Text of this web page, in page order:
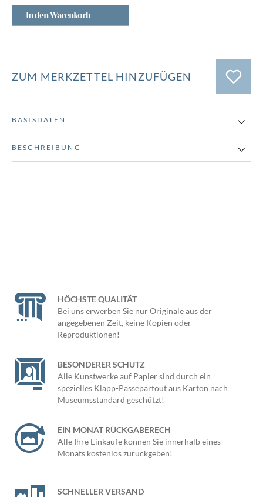
In den Warenkorb
ZUM MERKZETTEL HINZUFÜGEN
BASISDATEN
BESCHREIBUNG
HÖCHSTE QUALITÄT
Bei uns erwerben Sie nur Originale aus der
angegebenen Zeit, keine Kopien oder
Reproduktionen!
BESONDERER SCHUTZ
Alle Kunstwerke auf Papier sind durch ein
spezielles Klapp-Passepartout aus Karton nach
Museumsstandard geschützt!
EIN MONAT RÜCKGABERECH
Alle Ihre Einkäufe können Sie innerhalb eines
Monats kostenlos zurückgeben!
SCHNELLER VERSAND